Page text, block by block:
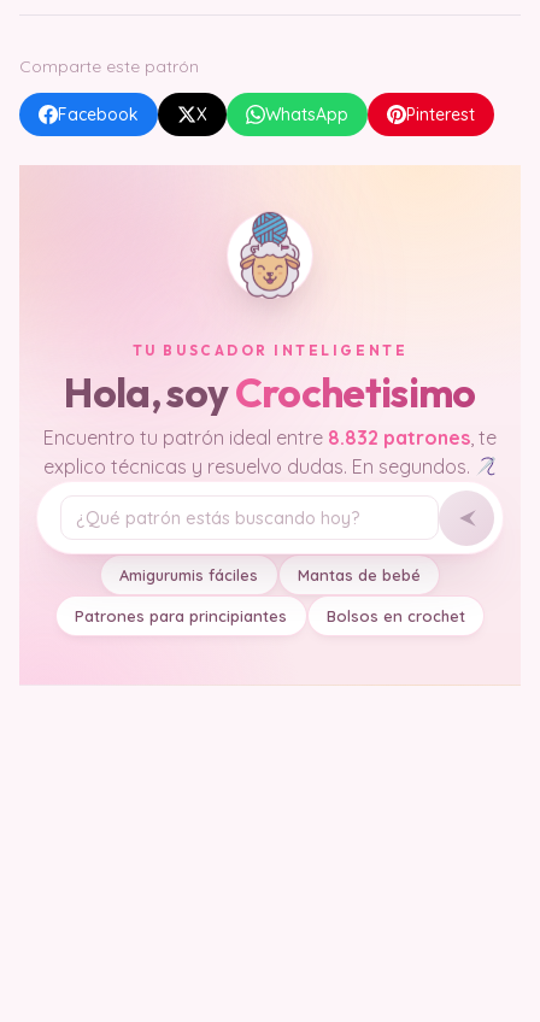
Comparte este patrón
Facebook X WhatsApp Pinterest
TU BUSCADOR INTELIGENTE
Hola, soyCrochetisimo
Encuentro tu patrón ideal entre 8.832 patrones, te
explico técnicas y resuelvo dudas. En segundos.
Tu pregunta
Amigurumis fáciles Mantas de bebé
Patrones para principiantes Bolsos en crochet